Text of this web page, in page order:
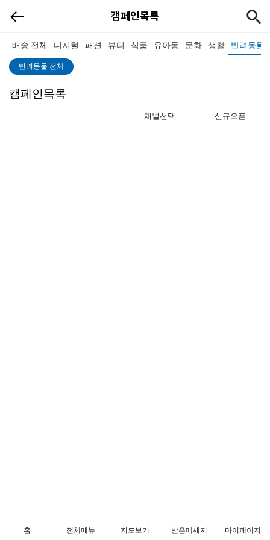
캠페인목록
배송 전체 디지털 패션 뷰티 식품 유아동 문화 생활 반려동물
반려동물 전체
캠페인목록
채널선택 신규오픈
홈 전체메뉴 지도보기 받은메세지 마이페이지